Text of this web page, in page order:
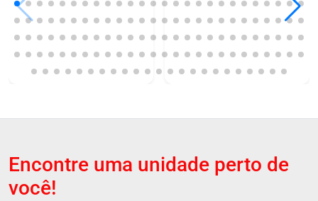
Encontre uma unidade perto de
você!